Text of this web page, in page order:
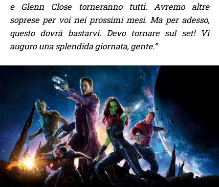
e Glenn Close torneranno tutti. Avremo altre
soprese per voi nei prossimi mesi. Ma per adesso,
questo dovrà bastarvi. Devo tornare sul set! Vi
auguro una splendida giornata, gente.”